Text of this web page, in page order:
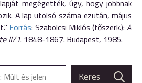
megégették, úgy, hogy jobbnak
A lap utolsó száma ezután, május
Forrás: Szabolcsi Miklós (főszerk.):A
II/1. 1848-1867. Budapest, 1985.